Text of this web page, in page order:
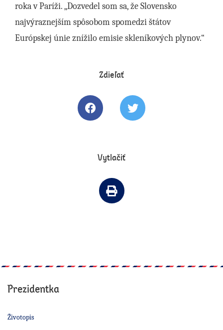
roka v Paríži. „Dozvedel som sa, že Slovensko
najvýraznejším spôsobom spomedzi štátov
Európskej únie znížilo emisie skleníkových plynov.“
Zdieľať
Zdielať článok na Facebooku
Tweetovať článok
Vytlačiť
Vytlačiť článok
Prezidentka
Životopis